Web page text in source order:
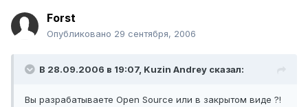
Forst
Опубликовано 29 сентября, 2006
В 28.09.2006 в 19:07, Kuzin Andrey сказал:
Вы разрабатываете Open Source или в закрытом виде ?!